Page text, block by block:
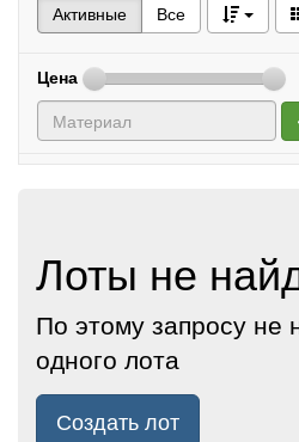
Активные Все
Цена
Лоты не
По этому запросу не
одного лота
Создать лот